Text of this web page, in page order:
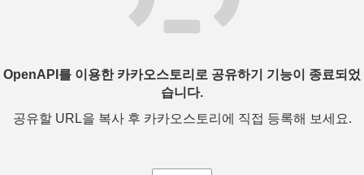
OpenAPI를 이용한 카카오스토리로 공유하기 기능이 종료되었
습니다.
공유할 URL을 복사 후 카카오스토리에 직접 등록해 보세요.